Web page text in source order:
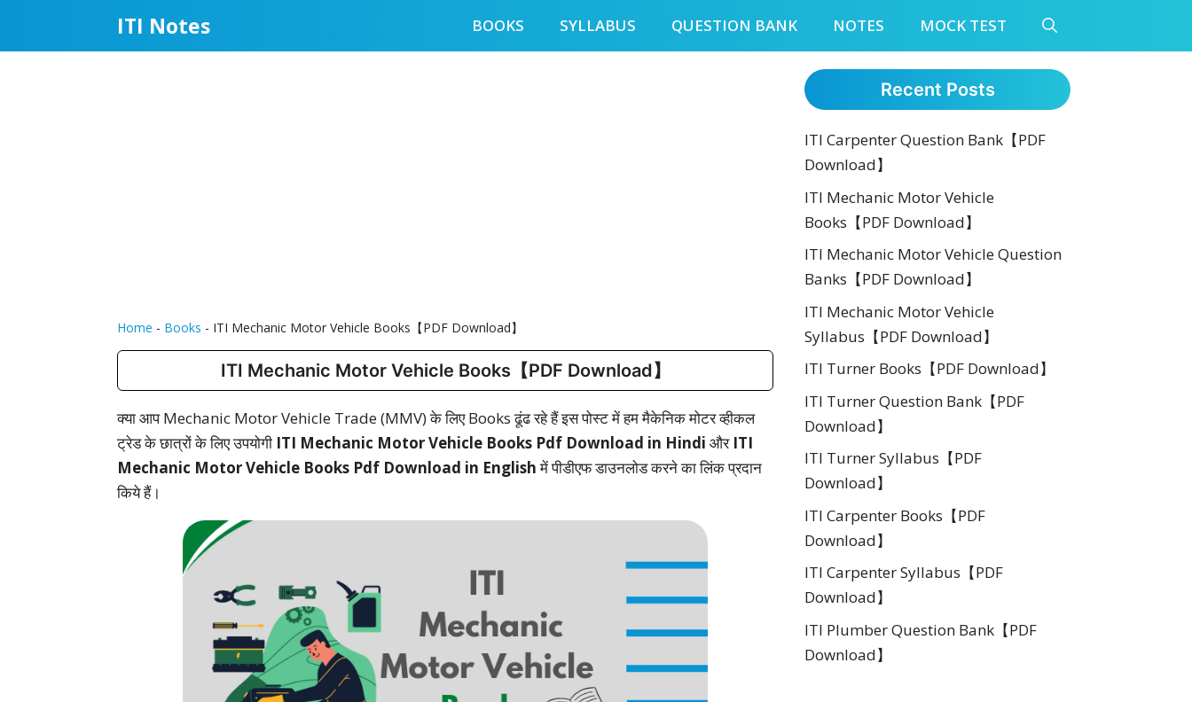
ITI Notes BOOKS SYLLABUS QUESTION BANK NOTES MOCK TEST
Home - Books - ITI Mechanic Motor Vehicle Books【PDF Download】
ITI Mechanic Motor Vehicle Books【PDF Download】
क्या आप Mechanic Motor Vehicle Trade (MMV) के लिए Books ढूंढ रहे हैं इस पोस्ट में हम मैकेनिक मोटर व्हीकल
ट्रेड के छात्रों के लिए उपयोगी ITI Mechanic Motor Vehicle Books Pdf Download in Hindi औरITI
Mechanic Motor Vehicle Books Pdf Download in Englishमें पीडीएफ डाउनलोड करने का लिंक प्रदान
किये हैं।
Recent Posts
ITI Carpenter Question Bank【PDF
Download】
ITI Mechanic Motor Vehicle
Books【PDF Download】
ITI Mechanic Motor Vehicle Question
Banks【PDF Download】
ITI Mechanic Motor Vehicle
Syllabus【PDF Download】
ITI Turner Books【PDF Download】
ITI Turner Question Bank【PDF
Download】
ITI Turner Syllabus【PDF
Download】
ITI Carpenter Books【PDF
Download】
ITI Carpenter Syllabus【PDF
Download】
ITI Plumber Question Bank【PDF
Download】